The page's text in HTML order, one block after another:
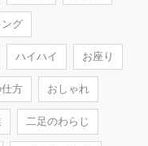
グ
ハイハイ お座り
方 おしゃれ
二足のわらじ